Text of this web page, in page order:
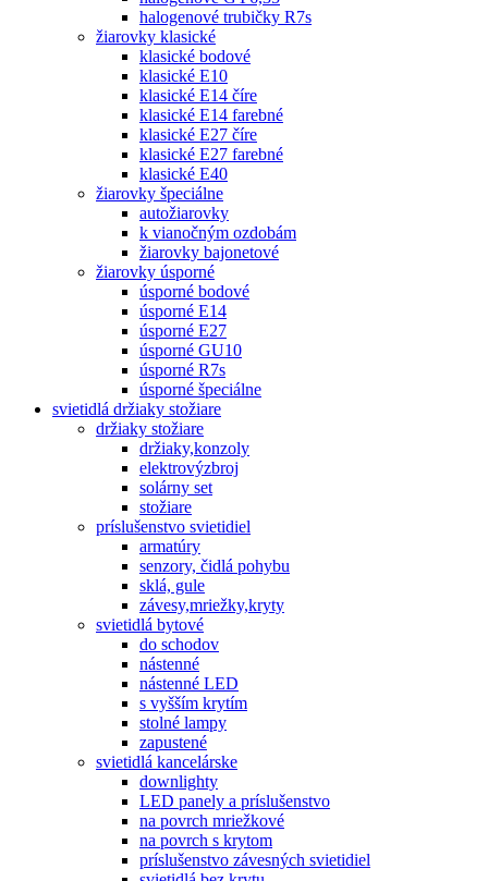
halogenové trubičky R7s
žiarovky klasické
klasické bodové
klasické E10
klasické E14 číre
klasické E14 farebné
klasické E27 číre
klasické E27 farebné
klasické E40
žiarovky špeciálne
autožiarovky
k vianočným ozdobám
žiarovky bajonetové
žiarovky úsporné
úsporné bodové
úsporné E14
úsporné E27
úsporné GU10
úsporné R7s
úsporné špeciálne
svietidlá držiaky stožiare
držiaky stožiare
držiaky,konzoly
elektrovýzbroj
solárny set
stožiare
príslušenstvo svietidiel
armatúry
senzory, čidlá pohybu
sklá, gule
závesy,mriežky,kryty
svietidlá bytové
do schodov
nástenné
nástenné LED
s vyšším krytím
stolné lampy
zapustené
svietidlá kancelárske
downlighty
LED panely a príslušenstvo
na povrch mriežkové
na povrch s krytom
príslušenstvo závesných svietidiel